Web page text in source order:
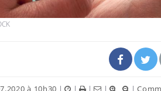
à 10h30 | | | | |